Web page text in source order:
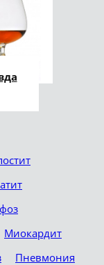
Миокардит
Пневмония